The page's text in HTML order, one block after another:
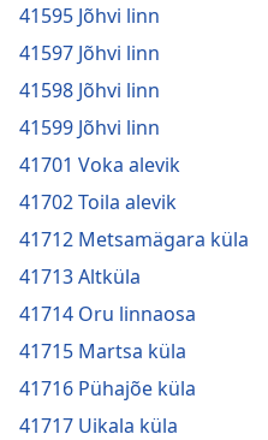
41595 Jõhvi linn
41597 Jõhvi linn
41598 Jõhvi linn
41599 Jõhvi linn
41701 Voka alevik
41702 Toila alevik
41712 Metsamägara küla
41713 Altküla
41714 Oru linnaosa
41715 Martsa küla
41716 Pühajõe küla
41717 Uikala küla